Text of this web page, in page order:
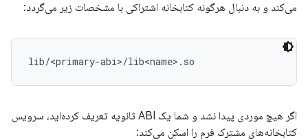
می‌کند و به دنبال هرگونه کتابخانه اشتراکی با مشخصات زیر می‌گردد:
اگر هیچ موردی پیدا نشد و شما یک ABI ثانویه تعریف کرده‌اید، سرویس
کتابخانه‌های مشترک فرم را اسکن می‌کند: